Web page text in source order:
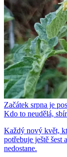
Začátek srpna je
Kdo to neudělá,
Každý nový květ,
potřebuje ještě šest
nedostane.